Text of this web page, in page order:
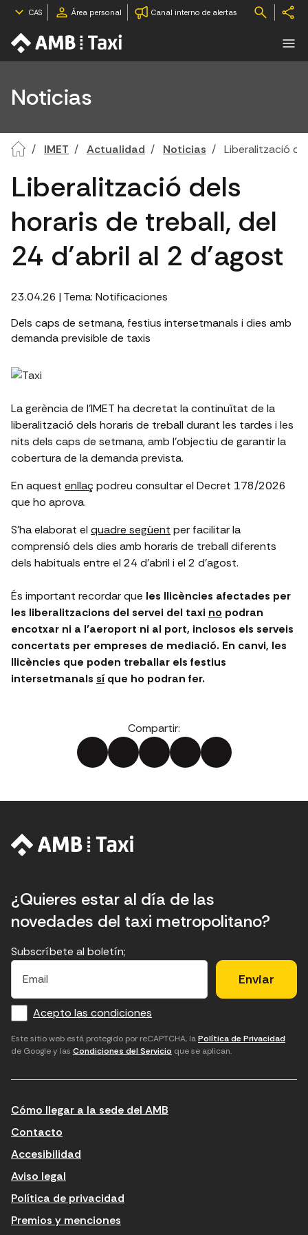
CAS Área personal Canal interno de alertas
Noticias
IMET Actualidad Noticias Liberalització
Liberalització dels
horaris de treball, del
24 d’abril al 2 d’agost
23.04.26 | Tema: Notificaciones
Dels caps de setmana, festius intersetmanals i dies amb
demanda previsible de taxis
La gerència de l’IMET ha decretat la continuïtat de la
liberalització dels horaris de treball durant les tardes i les
nits dels caps de setmana, amb l’objectiu de garantir la
cobertura de la demanda prevista.
En aquest enllaç podreu consultar el Decret 178/2026
que ho aprova.
S’ha elaborat el quadre següent per facilitar la
comprensió dels dies amb horaris de treball diferents
dels habituals entre el 24 d’abril i el 2 d’agost.
És important recordar que les llicències afectades per
les liberalitzacions del servei del taxi no podran
encotxar ni a l’aeroport ni al port, inclosos els serveis
concertats per empreses de mediació. En canvi, les
llicències que poden treballar els festius
intersetmanals sí que ho podran fer.
Compartir:
¿Quieres estar al día de las
novedades del taxi metropolitano?
E
f
o
r
m
i
n
t
u
E
c
a
m
p
r
r
e
u
e
H
u
d
'
a
e
p
t
a
e
×
Subscríbete al boletín;
E
a
i
l
Acepto las condiciones
Este sitio web está protegido por reCAPTCHA, laPolítica de Privacidad
de Google y las Condiciones del Servicio que se aplican.
Cómo llegar a la sede del AMB
Contacto
Accesibilidad
Aviso legal
Política de privacidad
Premios y menciones